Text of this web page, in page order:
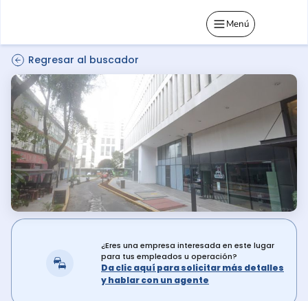
Menú
Regresar al buscador
¿Eres una empresa interesada en este lugar
para tus empleados u operación?
Da clic aquí para solicitar más detalles
y hablar con un agente